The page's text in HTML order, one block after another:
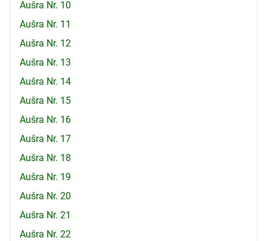
Aušra Nr. 10
Aušra Nr. 11
Aušra Nr. 12
Aušra Nr. 13
Aušra Nr. 14
Aušra Nr. 15
Aušra Nr. 16
Aušra Nr. 17
Aušra Nr. 18
Aušra Nr. 19
Aušra Nr. 20
Aušra Nr. 21
Aušra Nr. 22